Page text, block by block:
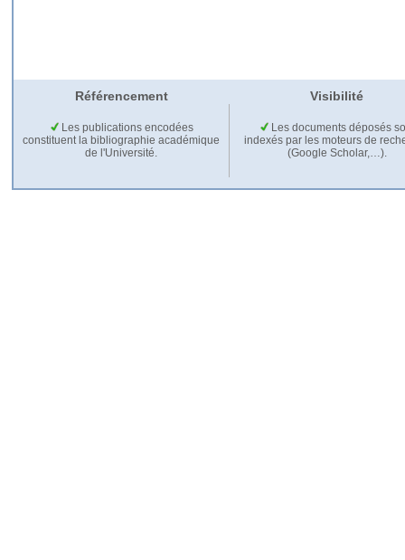
Référencement Visibilité
Les publications encodées
constituent la bibliographie académique
de l'Université.
Les documents déposés
indexés par les moteurs de
(Google Scholar,…).